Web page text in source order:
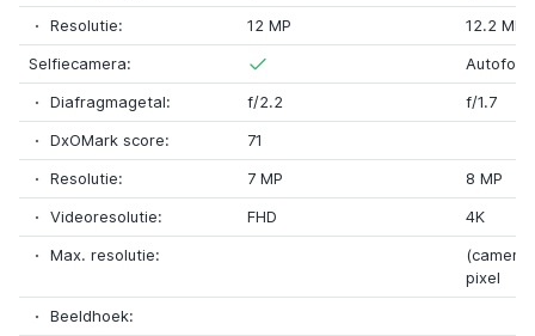
Resolutie:
12 MP
12.2 MP
Selfiecamera:
Diafragmagetal:
f/2.2
f/1.7
DxOMark score:
71
Resolutie:
7 MP
8 MP
Videoresolutie:
FHD
4K
Max. resolutie:
pixel
Beeldhoek: